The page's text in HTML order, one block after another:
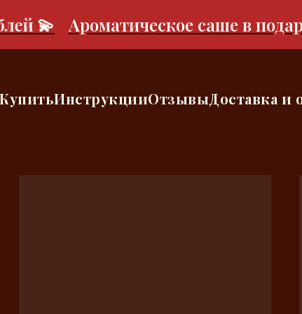
💫 Ароматическое саше в
КупитьИнструкцииОтзывыДоставка и